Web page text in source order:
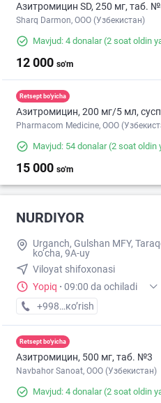
Азитромицин SD, 250 мг, таб.
Sharq Darmon, OOO (Узбекистан)
Mavjud: 4 donalar(2 soat oldin
12 000 so'm
Retsept bo'yicha
Азитромицин, 200 мг/5 мл,
Pharmacom Medicine, OOO
Mavjud: 54 donalar(2 soat oldin
15 000 so'm
NURDIYOR
Urganch, Gulshan MFY,
ko‘cha, 9A-uy
Viloyat shifoxonasi
Yopiq · 09:00 da ochiladi
+998 (50) XXX-XX-XX
кo’rish
Retsept bo'yicha
Азитромицин, 500 мг, таб. №3
Navbahor Sanoat, ООО (Узбекистан)
Mavjud: 4 donalar(2 soat oldin